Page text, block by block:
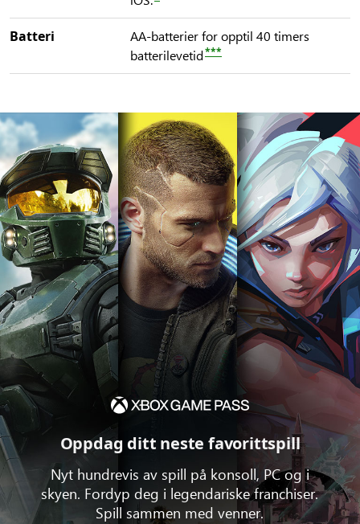
Batteri
AA-batterier for opptil 40 timers
batterilevetid***
Oppdag ditt neste favorittspill
Nyt hundrevis av spill på konsoll, PC og i
skyen. Fordyp deg i legendariske franchiser.
Spill sammen med venner.